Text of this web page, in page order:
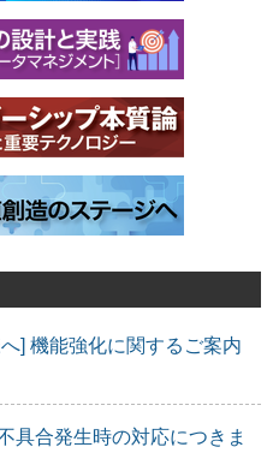
] 機能強化に関するご案内
具合発生時の対応につきま